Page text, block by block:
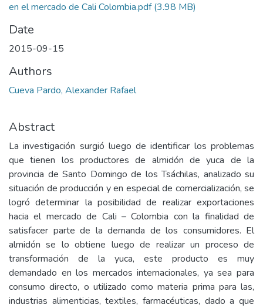
en el mercado de Cali Colombia.pdf(3.98 MB)
Date
2015-09-15
Authors
Cueva Pardo, Alexander Rafael
Abstract
La investigación surgió luego de identificar los problemas
que tienen los productores de almidón de yuca de la
provincia de Santo Domingo de los Tsáchilas, analizado su
situación de producción y en especial de comercialización, se
logró determinar la posibilidad de realizar exportaciones
hacia el mercado de Cali – Colombia con la finalidad de
satisfacer parte de la demanda de los consumidores. El
almidón se lo obtiene luego de realizar un proceso de
transformación de la yuca, este producto es muy
demandado en los mercados internacionales, ya sea para
consumo directo, o utilizado como materia prima para las,
industrias alimenticias, textiles, farmacéuticas, dado a que